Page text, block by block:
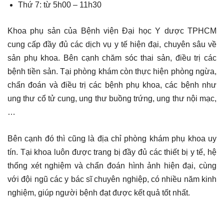
Thứ 7: từ 5h00 – 11h30
Khoa phụ sản của Bệnh viện Đại học Y dược TPHCM
cung cấp đầy đủ các dịch vụ y tế hiện đại, chuyên sâu về
sản phụ khoa. Bên cạnh chăm sóc thai sản, điều trị các
bệnh tiền sản. Tại phòng khám còn thực hiện phòng ngừa,
chẩn đoán và điều trị các bệnh phụ khoa, các bệnh như
ung thư cổ tử cung, ung thư buồng trứng, ung thư nội mạc,
…
Bên cạnh đó thì cũng là địa chỉ phòng khám phụ khoa uy
tín. Tại khoa luôn được trang bị đầy đủ các thiết bị y tế, hệ
thống xét nghiệm và chẩn đoán hình ảnh hiện đại, cùng
với đội ngũ các y bác sĩ chuyên nghiệp, có nhiều năm kinh
nghiệm, giúp người bệnh đạt được kết quả tốt nhất.